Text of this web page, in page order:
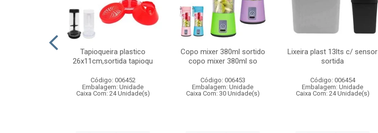
Tapioqueira plastico
26x11cm,sortida tapioqu
Código: 006452
Embalagem: Unidade
Caixa Com: 24 Unidade(s)
Copo mixer 380ml sortido
copo mixer 380ml so
Código: 006453
Embalagem: Unidade
Caixa Com: 30 Unidade(s)
Lixeira plast 13lts c/ sensor
sortida
Código: 006454
Embalagem: Unidade
Caixa Com: 24 Unidade(s)